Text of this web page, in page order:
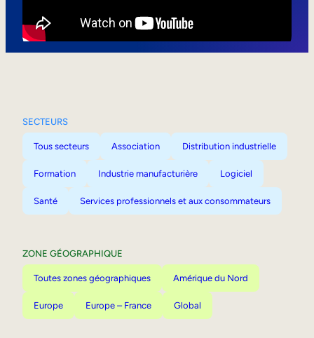
SECTEURS
Tous secteurs Association Distribution industrielle
Formation Industrie manufacturière Logiciel
Santé Services professionnels et aux consommateurs
ZONE GÉOGRAPHIQUE
Toutes zones géographiques Amérique du Nord
Europe Europe – France Global